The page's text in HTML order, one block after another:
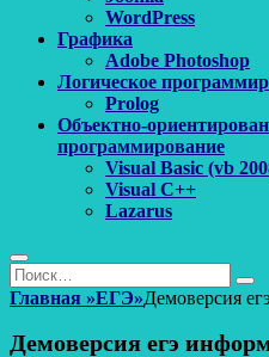
WordPress
Графика
Adobe Photoshop
Логическое
Prolog
Объектно-
программирование
Visual Basic (vb
Visual C++
Lazarus
Поиск
Найти:
Главная »ЕГЭ»Демоверсия
Демоверсия егэ